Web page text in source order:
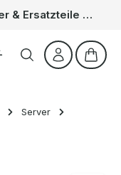
Sommer-Deal: 15% auf alle Server & Ersatzteile – Kein Code nötig, der Rabatt wird automatisch im Warenkorb abgezogen. Gültig vom 01.06. bis 31.08.
Server